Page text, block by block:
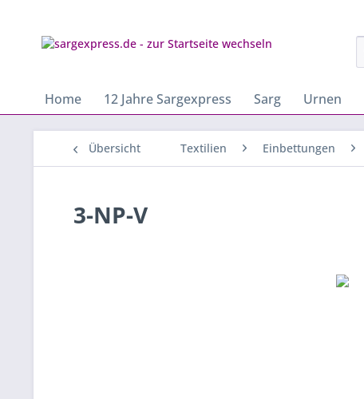
Home 12 Jahre Sargexpress Sarg Urnen
Übersicht Textilien Einbettungen
3-NP-V